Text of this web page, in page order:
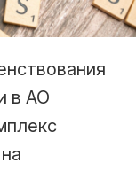
в АО